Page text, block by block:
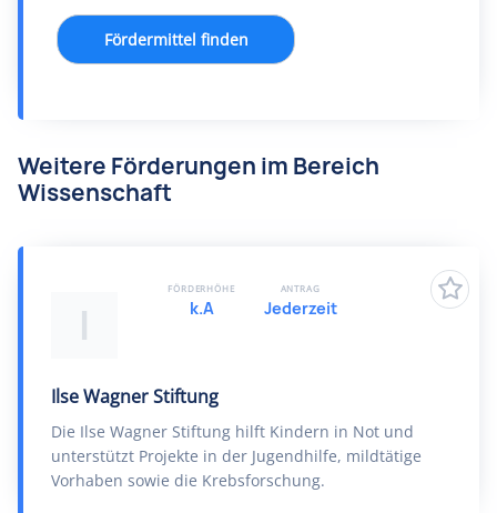
Fördermittel finden
Weitere Förderungen im Bereich
Wissenschaft
I
Ilse Wagner Stiftung
Die Ilse Wagner Stiftung hilft Kindern in Not und
unterstützt Projekte in der Jugendhilfe, mildtätige
Vorhaben sowie die Krebsforschung.
FÖRDERHÖHE
k.A
ANTRAG
Jederzeit